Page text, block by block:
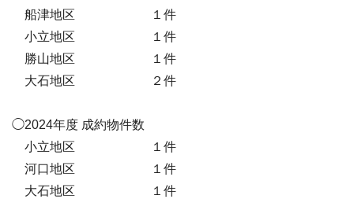
船津地区 １件
小立地区 １件
勝山地区 １件
大石地区 ２件
◯2024年度 成約物件数
小立地区 １件
河口地区 １件
大石地区 １件